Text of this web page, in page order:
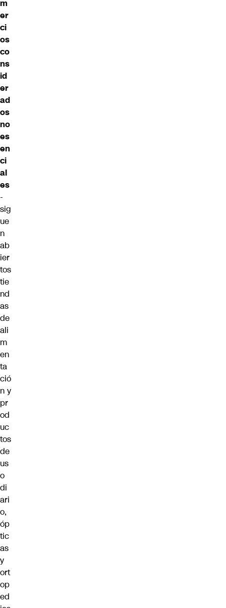
m
er
ci
os
co
ns
id
er
ad
os
no
es
en
ci
al
es
-
sig
ue
n
ab
ier
tos
tie
nd
as
de
ali
m
en
ta
ció
n y
pr
od
uc
tos
de
us
o
di
ari
o,
óp
tic
as
y
ort
op
ed